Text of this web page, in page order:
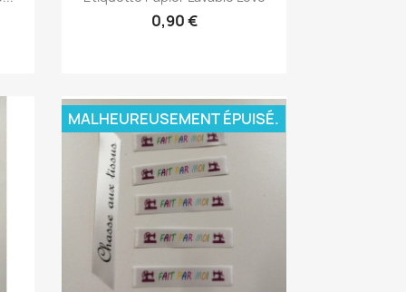
0,90 €
MALHEUREUSEMENT ÉPUISÉ.